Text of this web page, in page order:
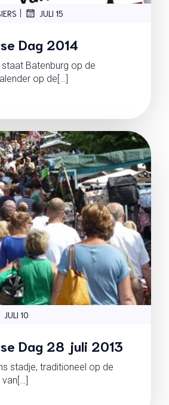
| JULI 15
Dag 2014
Batenburg op de
op de[…]
JULI 10
Dag 28 juli 2013
stadje, traditioneel op de